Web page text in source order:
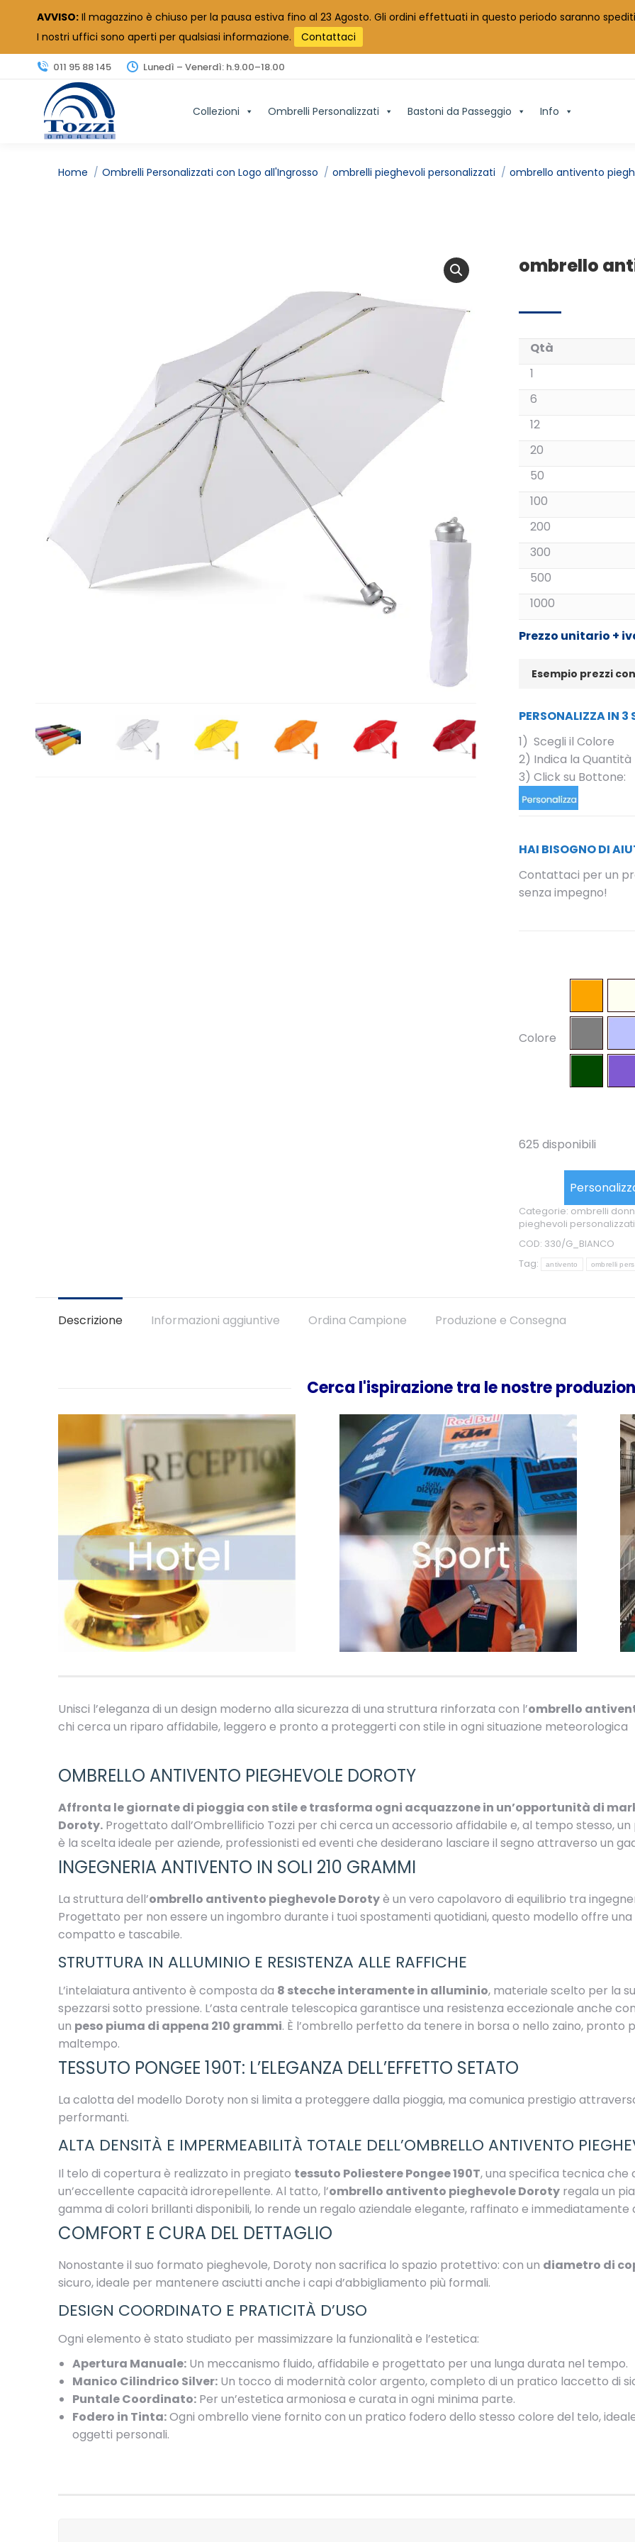
AVVISO: Il magazzino è chiuso per la pausa estiva fino al 23 Agosto. Gli ordini effettuati in questo periodo saranno
I nostri uffici sono aperti per qualsiasi informazione.
Contattaci
011 95 88 145 Lunedì – Venerdì: h.9.00–18.00
Collezioni Ombrelli Personalizzati Bastoni da Passeggio Info
Home Ombrelli Personalizzati con Logo all'Ingrosso ombrelli pieghevoli personalizzati ombrello antivento
ombrello
Qtà
1
6
12
20
50
100
200
300
500
1000
Prezzo unitario +
Esempio prezzi
PERSONALIZZA IN 3
1) Scegli il Colore
2) Indica la Quantità
3) Click su Bottone:
HAI BISOGNO DI
Contattaci per un
senza impegno!
Colore
625 disponibili
Categorie: ombrelli
pieghevoli personalizzati
COD: 330/G_BIANCO
Tag:
antivento ombrelli
Descrizione Informazioni aggiuntive Ordina Campione Produzione e Consegna
Cerca l'ispirazione tra le nostre
Unisci l’eleganza di un design moderno alla sicurezza di una struttura rinforzata con l’ombrello
chi cerca un riparo affidabile, leggero e pronto a proteggerti con stile in ogni situazione meteorologica
OMBRELLO ANTIVENTO PIEGHEVOLE DOROTY
Affronta le giornate di pioggia con stile e trasforma ogni acquazzone in un’opportunità di
Doroty. Progettato dall’Ombrellificio Tozzi per chi cerca un accessorio affidabile e, al tempo stesso,
è la scelta ideale per aziende, professionisti ed eventi che desiderano lasciare il segno attraverso un
INGEGNERIA ANTIVENTO IN SOLI 210 GRAMMI
La struttura dell’ombrello antivento pieghevole Dorotyè un vero capolavoro di equilibrio tra
Progettato per non essere un ingombro durante i tuoi spostamenti quotidiani, questo modello offre
compatto e tascabile.
STRUTTURA IN ALLUMINIO E RESISTENZA ALLE RAFFICHE
L’intelaiatura antivento è composta da 8 stecche interamente in alluminio, materiale scelto per la
spezzarsi sotto pressione. L’asta centrale telescopica garantisce una resistenza eccezionale anche
un peso piuma di appena 210 grammi. È l’ombrello perfetto da tenere in borsa o nello zaino, pronto
maltempo.
TESSUTO PONGEE 190T: L’ELEGANZA DELL’EFFETTO SETATO
La calotta del modello Doroty non si limita a proteggere dalla pioggia, ma comunica prestigio
performanti.
ALTA DENSITÀ E IMPERMEABILITÀ TOTALE DELL’OMBRELLO ANTIVENTO
Il telo di copertura è realizzato in pregiato tessuto Poliestere Pongee 190T, una specifica tecnica che
un’eccellente capacità idrorepellente. Al tatto, l’ombrello antivento pieghevole Doroty regala un
gamma di colori brillanti disponibili, lo rende un regalo aziendale elegante, raffinato e
COMFORT E CURA DEL DETTAGLIO
Nonostante il suo formato pieghevole, Doroty non sacrifica lo spazio protettivo: con un diametro di
sicuro, ideale per mantenere asciutti anche i capi d’abbigliamento più formali.
DESIGN COORDINATO E PRATICITÀ D’USO
Ogni elemento è stato studiato per massimizzare la funzionalità e l’estetica:
Apertura Manuale: Un meccanismo fluido, affidabile e progettato per una lunga durata nel tempo.
Manico Cilindrico Silver: Un tocco di modernità color argento, completo di un pratico laccetto di
Puntale Coordinato: Per un’estetica armoniosa e curata in ogni minima parte.
Fodero in Tinta:Ogni ombrello viene fornito con un pratico fodero dello stesso colore del telo,
oggetti personali.